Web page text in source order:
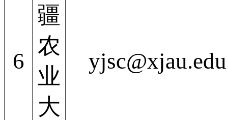
6
疆
农
业
大